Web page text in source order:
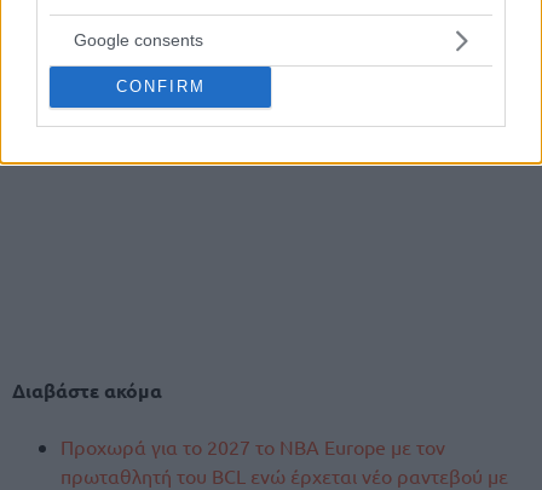
Google consents
CONFIRM
Διαβάστε ακόμα
Προχωρά για το 2027 το ΝΒΑ Europe με τον
πρωταθλητή του BCL ενώ έρχεται νέο ραντεβού με